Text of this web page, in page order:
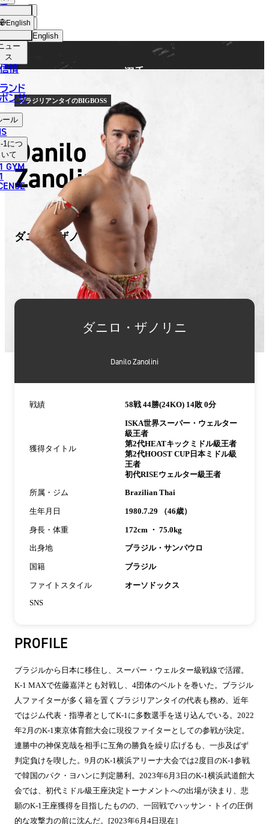
English
中文（简体）
中文（繁體）
ไทย
العربية
ョッ
プ
ュー
ス
情
ンド
ンサ
ール
1につ
いて
GYM
English
選手
ブラジリアンタイのBIGBOSS
Danilo
Zanolini
ダニロ・ザノリニ
ダニロ・ザノリニ
Danilo Zanolini
戦績 58戦 44勝(24KO) 14敗 0分
獲得タイトル
ISKA世界スーパー・ウェルター
級王者
第2代HEATキックミドル級王者
第2代HOOST CUP日本ミドル級
王者
初代RISEウェルター級王者
所属・ジム Brazilian Thai
生年月日 1980.7.29 （46歳）
身長・体重 172cm ・ 75.0kg
出身地 ブラジル・サンパウロ
国籍 ブラジル
ファイトスタイル オーソドックス
SNS
PROFILE
ブラジルから日本に移住し、スーパー・ウェルター級戦線で活躍。
K-1 MAXで佐藤嘉洋とも対戦し、4団体のベルトを巻いた。ブラジル
人ファイターが多く籍を置くブラジリアンタイの代表も務め、近年
ではジム代表・指導者としてK-1に多数選手を送り込んでいる。2022
年2月のK-1東京体育館大会に現役ファイターとしての参戦が決定。
連勝中の神保克哉を相手に互角の勝負を繰り広げるも、一歩及ばず
判定負けを喫した。9月のK-1横浜アリーナ大会では2度目のK-1参戦
で韓国のパク・ヨハンに判定勝利。2023年6月3日のK-1横浜武道館大
会では、初代ミドル級王座決定トーナメントへの出場が決まり、悲
願のK-1王座獲得を目指したものの、一回戦でハッサン・トイの圧倒
的な攻撃力の前に沈んだ。[2023年6月4日現在］